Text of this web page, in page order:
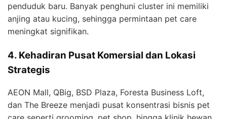
penduduk baru. Banyak penghuni cluster ini memiliki
anjing atau kucing, sehingga permintaan pet care
meningkat signifikan.
4. Kehadiran Pusat Komersial dan Lokasi
Strategis
AEON Mall, QBig, BSD Plaza, Foresta Business Loft,
dan The Breeze menjadi pusat konsentrasi bisnis pet